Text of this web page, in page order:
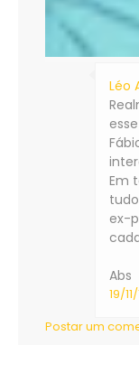
Léo
Em
ex-
Abs
19/
Postar um